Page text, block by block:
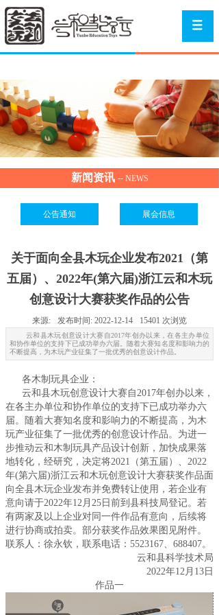
新闻资讯 -- NEWS
公告通知 展会信息
关于面向全县木玩企业发布2021（第
五届）、2022年(第六届)浙江云和木玩
创意设计大赛获奖作品的公告
来源: 发布时间: 2022-12-14 15401 次浏览
云和县木玩创意设计大赛自2017年创办以来，在各主办单位
和协作单位的支持下已成功举办六届。随着大赛知名度和影响力的
不断提高，为木玩产业征集了一批优秀的创意设计作品。
各木制玩具企业：
云和县木玩创意设计大赛自2017年创办以来，
在各主办单位和协作单位的支持下已成功举办六
届。随着大赛知名度和影响力的不断提高，为木
玩产业征集了一批优秀的创意设计作品。为进一
步推动云和木制玩具产品设计创新，加快成果落
地转化，经研究，决定将2021（第五届）、2022
年(第六届)浙江云和木玩创意设计大赛获奖作品面
向全县木玩企业发布并免费转让使用，若企业有
意向请于2022年12月25日前到县科技局登记。若
有两家及以上企业对同一件作品有意向，后续将
进行协商或拍卖。部分获奖作品效果图见附件。
联系人：徐永钦，联系电话：5523167、688407。
云和县科学技术局
2022年12月13日
作品一